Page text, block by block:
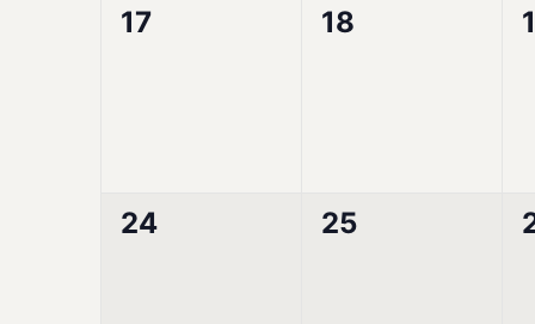
0
17
0
18
0
24
0
25